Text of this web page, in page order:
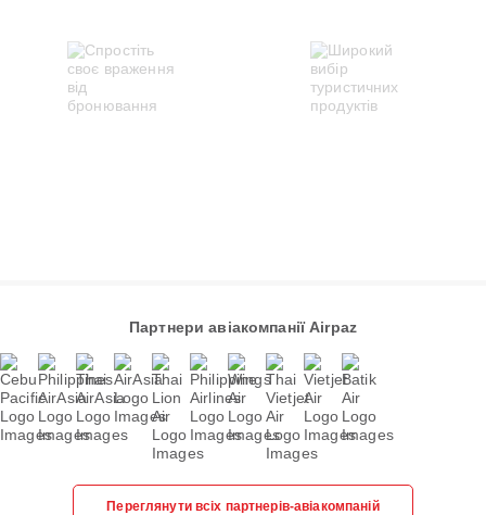
Партнери авіакомпанії Airpaz
Переглянути всіх партнерів-авіакомпаній